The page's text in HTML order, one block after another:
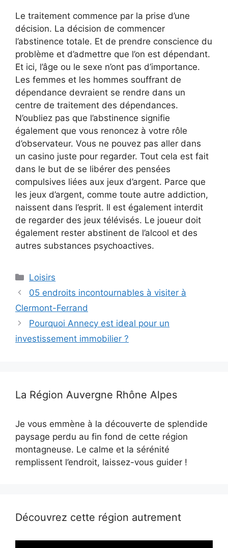
Le traitement commence par la prise d’une
décision. La décision de commencer
l’abstinence totale. Et de prendre conscience du
problème et d’admettre que l’on est dépendant.
Et ici, l’âge ou le sexe n’ont pas d’importance.
Les femmes et les hommes souffrant de
dépendance devraient se rendre dans un
centre de traitement des dépendances.
N’oubliez pas que l’abstinence signifie
également que vous renoncez à votre rôle
d’observateur. Vous ne pouvez pas aller dans
un casino juste pour regarder. Tout cela est fait
dans le but de se libérer des pensées
compulsives liées aux jeux d’argent. Parce que
les jeux d’argent, comme toute autre addiction,
naissent dans l’esprit. Il est également interdit
de regarder des jeux télévisés. Le joueur doit
également rester abstinent de l’alcool et des
autres substances psychoactives.
Catégories
Loisirs
05 endroits incontournables à visiter à
Clermont-Ferrand
Pourquoi Annecy est ideal pour un
investissement immobilier ?
La Région Auvergne Rhône Alpes
Je vous emmène à la découverte de splendide
paysage perdu au fin fond de cette région
montagneuse. Le calme et la sérénité
remplissent l’endroit, laissez-vous guider !
Découvrez cette région autrement